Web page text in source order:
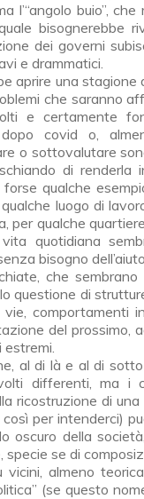
l’“angolo buio”,
bisognerebbe
dei governi
e drammatici.
aprire una
che saranno
e certamente
covid o,
o sottovalutare
di
qualche
luogo di
per qualche
quotidiana
bisogno
che
questione di
comportamenti
del prossimo,
al di là e al di
differenti, ma i
ricostruzione di
per intenderci)
oscuro della
se di
almeno
(se questo